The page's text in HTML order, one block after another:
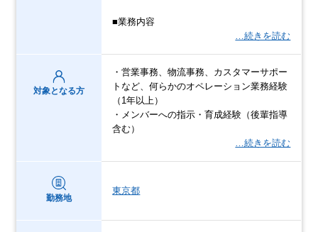
■業務内容
…続きを読む
対象となる方
・営業事務、物流事務、カスタマーサポー
トなど、何らかのオペレーション業務経験
（1年以上）
・メンバーへの指示・育成経験（後輩指導
含む）
…続きを読む
勤務地
東京都